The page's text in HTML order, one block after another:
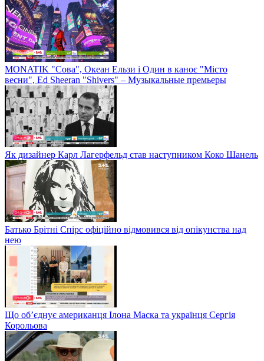
MONATIK "Сова", Океан Ельзи і Один в каноє "Місто
весни", Ed Sheeran "Shivers" – Музыкальные премьеры
Як дизайнер Карл Лагерфельд став наступником Коко Шанель
Батько Брітні Спірс офіційно відмовився від опікунства над
нею
Що об’єднує американця Ілона Маска та українця Сергія
Корольова